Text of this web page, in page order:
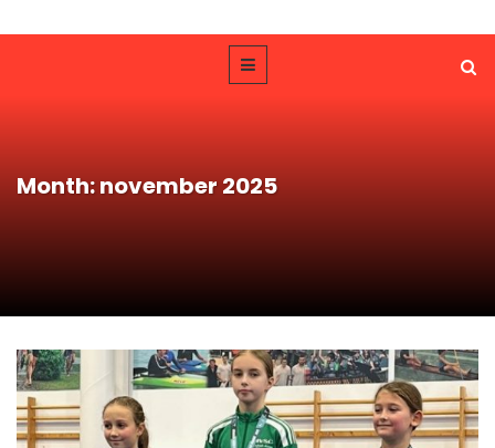
Month: november 2025